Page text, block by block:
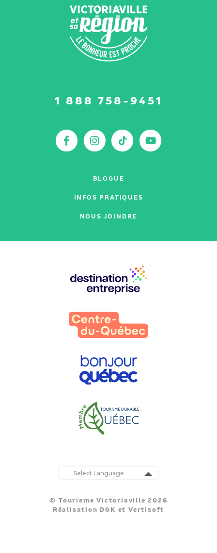
1 888 758-9451
Facebook
Instagram
TikTok
BLOGUE
INFOS PRATIQUES
NOUS JOINDRE
partenaires
:
© Tourisme Victoriaville 2026
Réalisation DGK et Vertisoft